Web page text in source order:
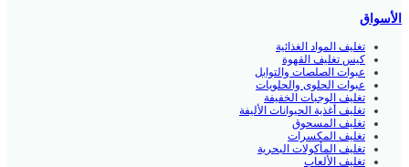
الأسواق
تغليف المواد الغذائية
كيس تغليف القهوة
عبوات الصلصات والتوابل
عبوات الحلوى والحلويات
تغليف الوجبات الخفيفة
تغليف أغذية الحيوانات الأليفة
تغليف المسحوق
تغليف المكسرات
تغليف المأكولات البحرية
تغليف الألعاب